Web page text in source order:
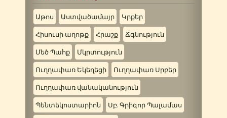
Աթոս Աստվածամայր Կրքեր
Հիսուսի աղոթք Հրաշք Ճգնություն
Մեծ Պահք Մկրտություն
Ուղղափառ Եկեղեցի Ուղղափառ Սրբեր
Ուղղափառ վանականություն
Պենտեկոստարիոն Սբ. Գրիգոր Պալամաս